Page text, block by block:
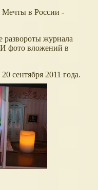
в России -
развороты журнала
фото вложений в
сентября 2011 года.